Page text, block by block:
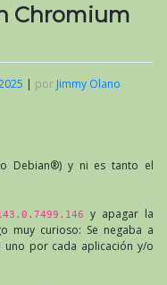
Chromium
| por Jimmy Olano
Debian®) y ni es tanto el
y apagar la
muy curioso: Se negaba a
uno por cada aplicación y/o